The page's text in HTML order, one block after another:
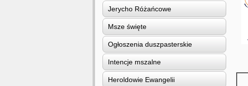
Jerycho Różańcowe
Msze święte
Ogłoszenia duszpasterskie
Intencje mszalne
Heroldowie Ewangelii